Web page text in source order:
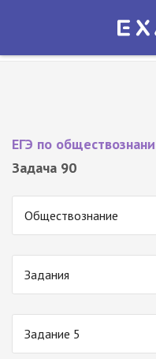
Экзамер —
ЕГЭ по
Задача 90
Обществознание
Задания
Задание 5